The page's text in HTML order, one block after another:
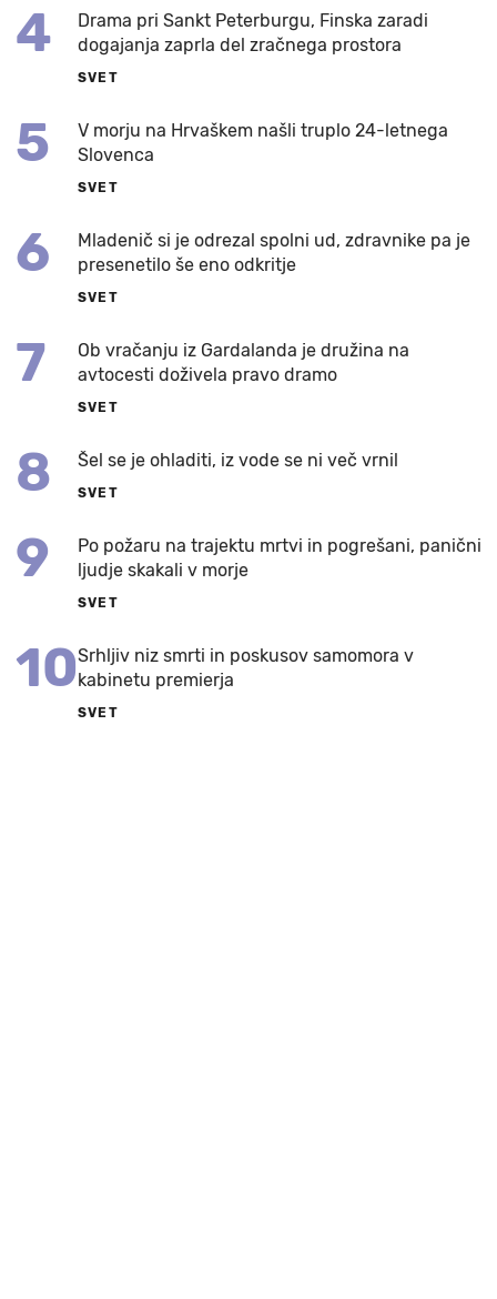
4
Drama pri Sankt Peterburgu, Finska zaradi
dogajanja zaprla del zračnega prostora
SVET
5
V morju na Hrvaškem našli truplo 24-letnega
Slovenca
SVET
6
Mladenič si je odrezal spolni ud, zdravnike pa je
presenetilo še eno odkritje
SVET
7
Ob vračanju iz Gardalanda je družina na
avtocesti doživela pravo dramo
SVET
8 Šel se je ohladiti, iz vode se ni več vrnil
SVET
9
Po požaru na trajektu mrtvi in pogrešani, panični
ljudje skakali v morje
SVET
10Srhljiv niz smrti in poskusov samomora v
kabinetu premierja
SVET